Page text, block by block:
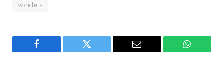
Vondels
Facebook Twitter Email